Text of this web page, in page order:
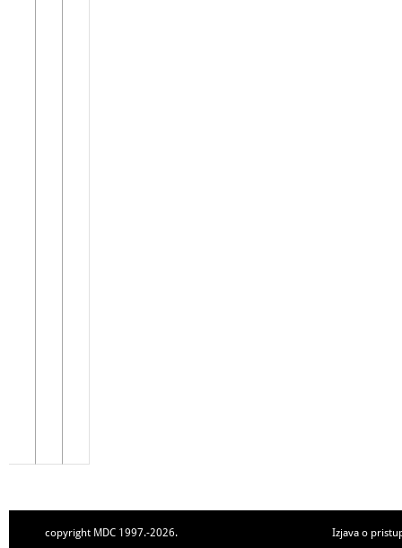
copyright MDC 1997.-2026. Izjava o